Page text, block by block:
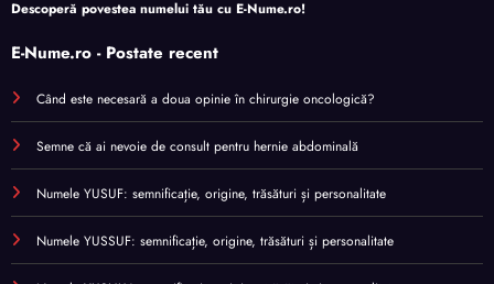
Descoperă povestea numelui tău cu E-Nume.ro!
E-Nume.ro - Postate recent
Când este necesară a doua opinie în chirurgie oncologică?
Semne că ai nevoie de consult pentru hernie abdominală
Numele YUSUF: semnificație, origine, trăsături și personalitate
Numele YUSSUF: semnificație, origine, trăsături și personalitate